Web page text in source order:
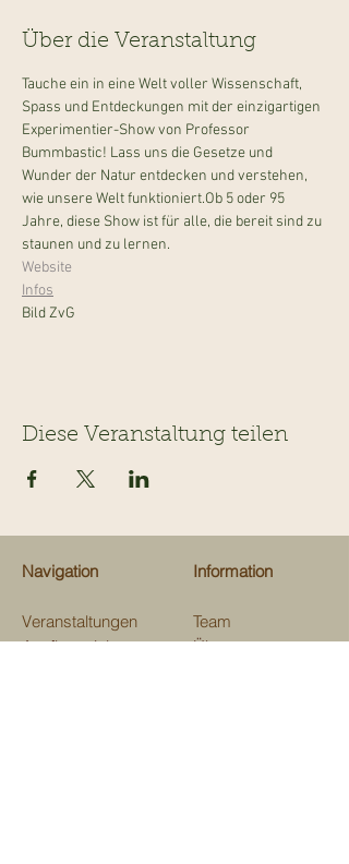
Über die Veranstaltung
Tauche ein in eine Welt voller Wissenschaft,
Spass und Entdeckungen mit der einzigartigen
Experimentier-Show von Professor
Bummbastic! Lass uns die Gesetze und
Wunder der Natur entdecken und verstehen,
wie unsere Welt funktioniert.Ob 5 oder 95
Jahre, diese Show ist für alle, die bereit sind zu
staunen und zu lernen.
Website
Infos
Bild ZvG
Diese Veranstaltung teilen
Navigation
Veranstaltungen
Ausflugsziele
Information
Team
Über uns